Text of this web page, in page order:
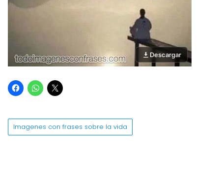
Descargar
Imagenes con frases sobre la vida